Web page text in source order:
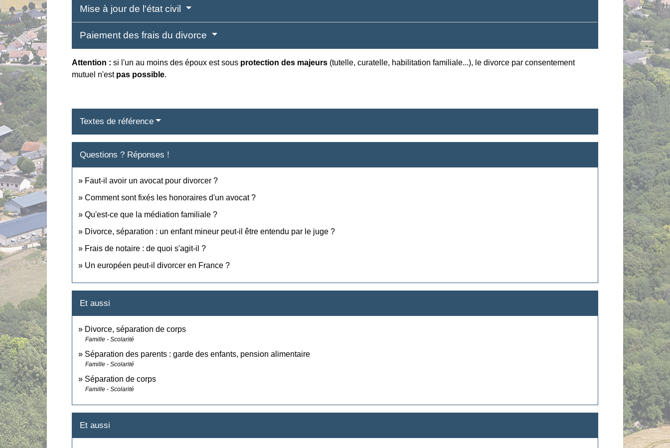
Mise à jour de l'état civil
Paiement des frais du divorce
Attention : si l'un au moins des époux est sous protection des majeurs (tutelle, curatelle, habilitation familiale...), le divorce par consentement
mutuel n'est pas possible.
Textes de référence
Questions ? Réponses !
Faut-il avoir un avocat pour divorcer ?
Comment sont fixés les honoraires d'un avocat ?
Qu'est-ce que la médiation familiale ?
Divorce, séparation : un enfant mineur peut-il être entendu par le juge ?
Frais de notaire : de quoi s'agit-il ?
Un européen peut-il divorcer en France ?
Et aussi
Divorce, séparation de corps
Famille - Scolarité
Séparation des parents : garde des enfants, pension alimentaire
Famille - Scolarité
Séparation de corps
Famille - Scolarité
Et aussi